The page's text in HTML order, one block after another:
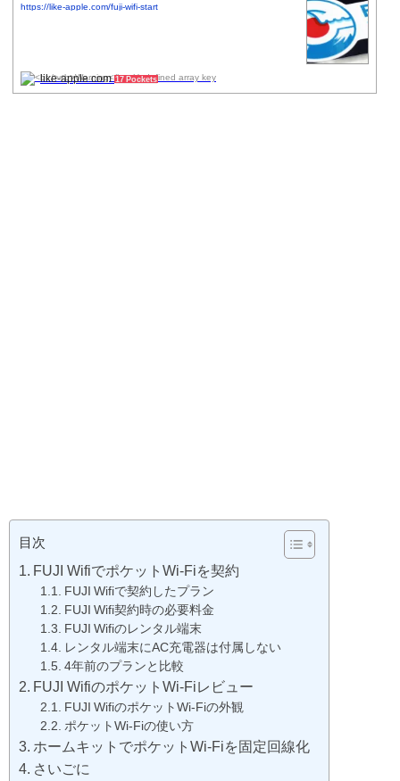
https://like-apple.com/fuji-wifi-start
like-apple.com 17 Pockets
目次
FUJI WifiでポケットWi-Fiを契約
FUJI Wifiで契約したプラン
FUJI Wifi契約時の必要料金
FUJI Wifiのレンタル端末
レンタル端末にAC充電器は付属しない
4年前のプランと比較
FUJI WifiのポケットWi-Fiレビュー
FUJI WifiのポケットWi-Fiの外観
ポケットWi-Fiの使い方
ホームキットでポケットWi-Fiを固定回線化
さいごに